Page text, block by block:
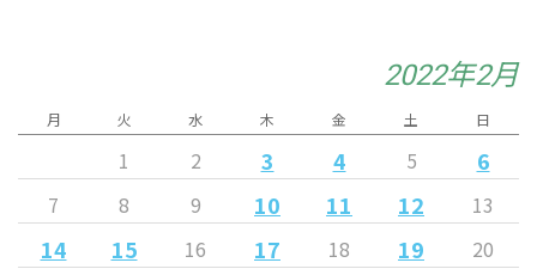
2022年2月
月 火 水 木 金 土 日
1 2 3 4 5 6
7 8 9 10 11 12 13
14 15 16 17 18 19
20